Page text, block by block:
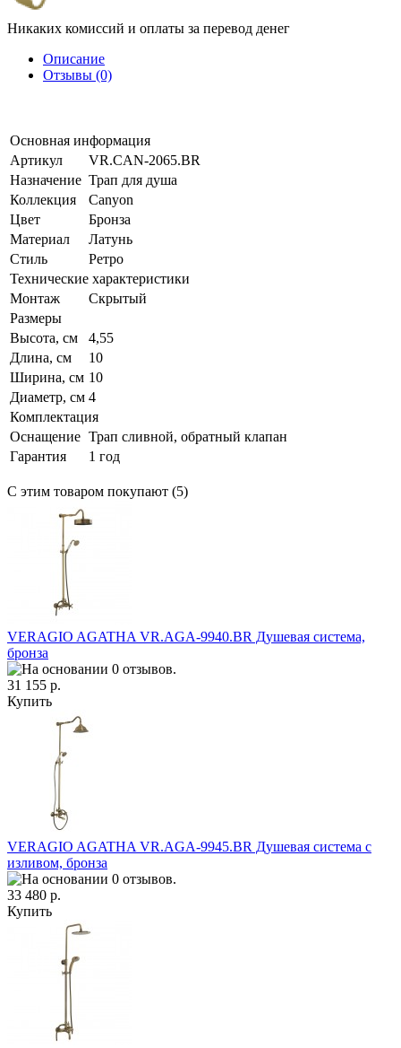
Никаких комиссий и оплаты за перевод денег
Описание
Отзывы (0)
Основная информация
Артикул
VR.CAN-2065.BR
Назначение Трап для душа
Коллекция
Canyon
Цвет
Бронза
Материал
Латунь
Стиль
Ретро
Технические характеристики
Монтаж
Скрытый
Размеры
Высота, см
4,55
Длина, см
10
Ширина, см 10
Диаметр, см 4
Комплектация
Оснащение Трап сливной, обратный клапан
Гарантия
1 год
С этим товаром покупают (5)
VERAGIO AGATHA VR.AGA-9940.BR Душевая система,
бронза
31 155 р.
Купить
VERAGIO AGATHA VR.AGA-9945.BR Душевая система с
изливом, бронза
33 480 р.
Купить